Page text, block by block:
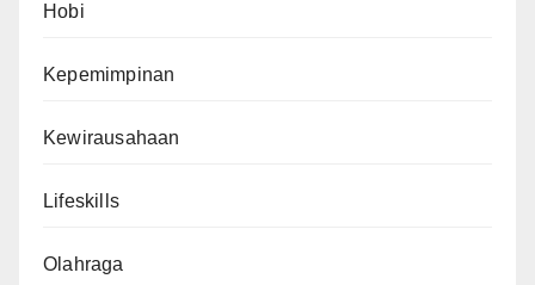
Hobi
Kepemimpinan
Kewirausahaan
Lifeskills
Olahraga